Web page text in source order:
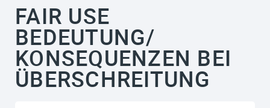
FAIR USE
BEDEUTUNG/
KONSEQUENZEN BEI
ÜBERSCHREITUNG